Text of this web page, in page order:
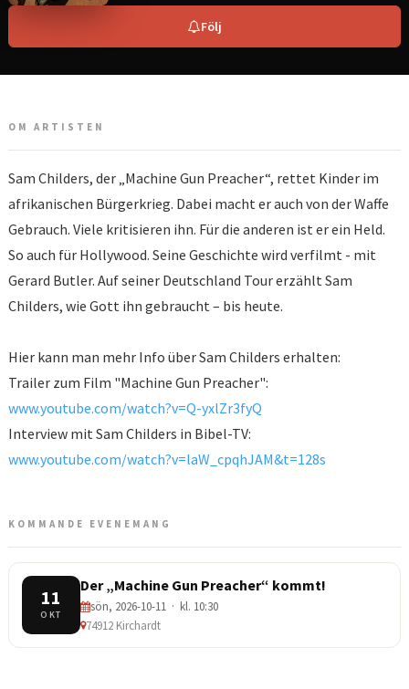
Följ
OM ARTISTEN
Sam Childers, der „Machine Gun Preacher“, rettet Kinder im
afrikanischen Bürgerkrieg. Dabei macht er auch von der Waffe
Gebrauch. Viele kritisieren ihn. Für die anderen ist er ein Held.
So auch für Hollywood. Seine Geschichte wird verfilmt - mit
Gerard Butler. Auf seiner Deutschland Tour erzählt Sam
Childers, wie Gott ihn gebraucht – bis heute.
Hier kann man mehr Info über Sam Childers erhalten:
Trailer zum Film "Machine Gun Preacher":
www.youtube.com/watch?v=Q-yxlZr3fyQ
Interview mit Sam Childers in Bibel-TV:
www.youtube.com/watch?v=laW_cpqhJAM&t=128s
KOMMANDE EVENEMANG
11
OKT
Der „Machine Gun Preacher“ kommt!
sön, 2026-10-11 · kl. 10:30
74912 Kirchardt